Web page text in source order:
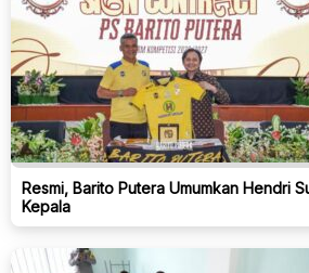
Resmi, Barito Putera Umumkan Hendri
Kepala